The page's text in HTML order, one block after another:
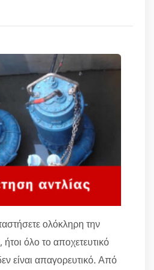
ολόκληρη την
όλο το αποχετευτικό
είναι απαγορευτικό. Από